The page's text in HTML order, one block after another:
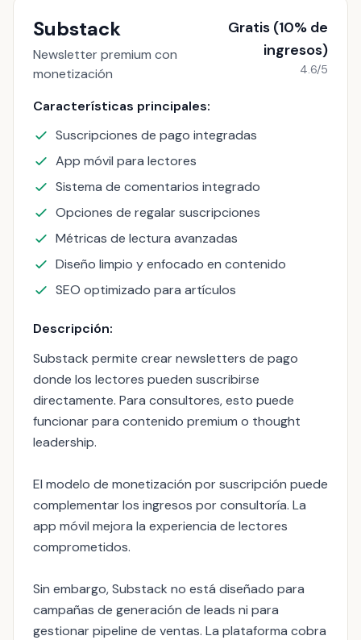
Substack
Newsletter premium con
monetización
Gratis (10% de
ingresos)
4.6/5
Características principales:
Suscripciones de pago integradas
App móvil para lectores
Sistema de comentarios integrado
Opciones de regalar suscripciones
Métricas de lectura avanzadas
Diseño limpio y enfocado en contenido
SEO optimizado para artículos
Descripción:
Substack permite crear newsletters de pago
donde los lectores pueden suscribirse
directamente. Para consultores, esto puede
funcionar para contenido premium o thought
leadership.
El modelo de monetización por suscripción puede
complementar los ingresos por consultoría. La
app móvil mejora la experiencia de lectores
comprometidos.
Sin embargo, Substack no está diseñado para
campañas de generación de leads ni para
gestionar pipeline de ventas. La plataforma cobra